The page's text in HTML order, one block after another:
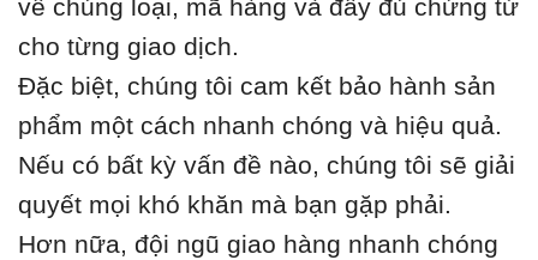
về chủng loại, mã hàng và đầy đủ chứng từ
cho từng giao dịch.
Đặc biệt, chúng tôi cam kết bảo hành sản
phẩm một cách nhanh chóng và hiệu quả.
Nếu có bất kỳ vấn đề nào, chúng tôi sẽ giải
quyết mọi khó khăn mà bạn gặp phải.
Hơn nữa, đội ngũ giao hàng nhanh chóng